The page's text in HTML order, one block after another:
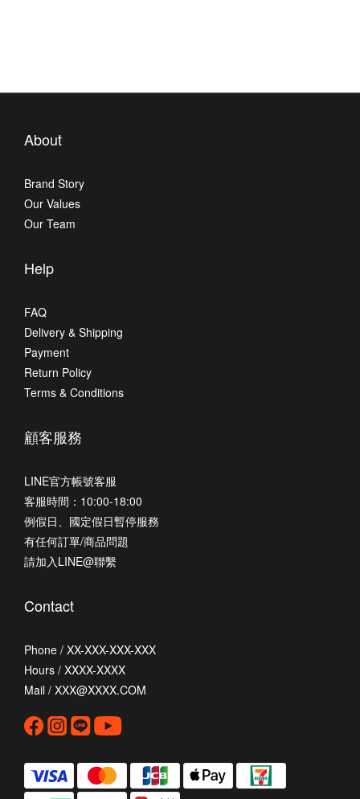
About
Brand Story
Our Values
Our Team
Help
FAQ
Delivery & Shipping
Payment
Return Policy
Terms & Conditions
顧客服務
LINE官方帳號客服
客服時間：10:00-18:00
例假日、國定假日暫停服務
有任何訂單/商品問題
請加入LINE@聯繫
Contact
Phone / XX-XXX-XXX-XXX
Hours / XXXX-XXXX
Mail / XXX@XXXX.COM